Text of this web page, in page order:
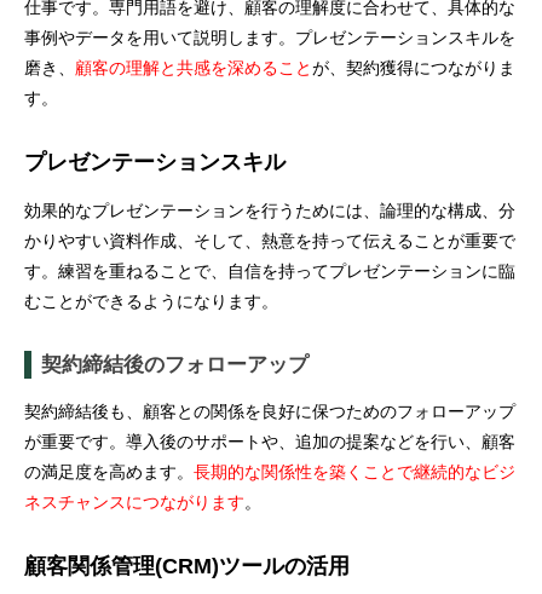
仕事です。専門用語を避け、顧客の理解度に合わせて、具体的な
事例やデータを用いて説明します。プレゼンテーションスキルを
磨き、 顧客の理解と共感を深めることが、契約獲得につながりま
す。
プレゼンテーションスキル
効果的なプレゼンテーションを行うためには、論理的な構成、分
かりやすい資料作成、そして、熱意を持って伝えることが重要で
す。練習を重ねることで、自信を持ってプレゼンテーションに臨
むことができるようになります。
契約締結後のフォローアップ
契約締結後も、顧客との関係を良好に保つためのフォローアップ
が重要です。導入後のサポートや、追加の提案などを行い、顧客
の満足度を高めます。 長期的な関係性を築くことで継続的なビジ
ネスチャンスにつながります。
顧客関係管理(CRM)ツールの活用